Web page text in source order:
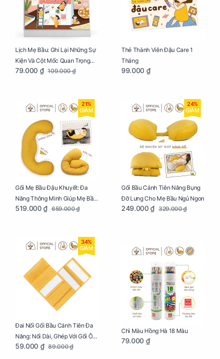
Lịch Mẹ Bầu: Ghi Lại Những Sự
Kiện Và Cột Mốc Quan Trọng
Của Mẹ Và Bé
79.000 ₫ 109.000 ₫
Thẻ Thành Viên Đậu Care 1
Tháng
99.000 ₫
21%
GIẢM
Gối Mẹ Bầu Đậu Khuyết: Đa
Năng Thông Minh Giúp Mẹ Bầu
Ngủ Ngon, Cho Bé Bú Sau Sinh
519.000 ₫ 659.000 ₫
24%
GIẢM
Gối Bầu Cánh Tiên Nâng Bụng
Đỡ Lưng Cho Mẹ Bầu Ngủ Ngon
249.000 ₫ 329.000 ₫
34%
GIẢM
Đai Nối Gối Bầu Cánh Tiên Đa
Năng: Nối Dài, Ghép Với Gối Ôm
Dễ Dàng
59.000 ₫ 89.000 ₫
Chì Màu Hồng Hà 18 Màu
79.000 ₫